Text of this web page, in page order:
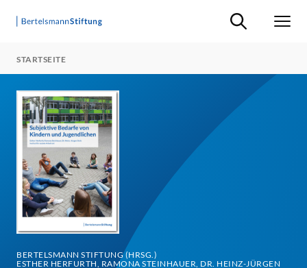
Suche ein-/
STARTSEITE
BERTELSMANN STIFTUNG (HRSG.)
ESTHER HERFURTH, RAMONA STEINHAUER, DR. HEINZ-JÜRGEN